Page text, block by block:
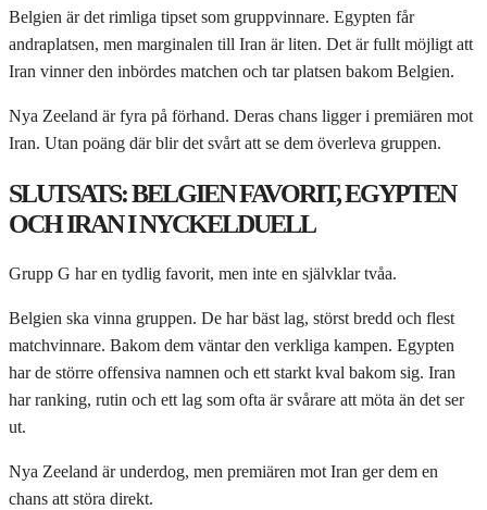
Belgien är det rimliga tipset som gruppvinnare. Egypten får
andraplatsen, men marginalen till Iran är liten. Det är fullt möjligt att
Iran vinner den inbördes matchen och tar platsen bakom Belgien.
Nya Zeeland är fyra på förhand. Deras chans ligger i premiären mot
Iran. Utan poäng där blir det svårt att se dem överleva gruppen.
SLUTSATS: BELGIEN FAVORIT, EGYPTEN
OCH IRAN I NYCKELDUELL
Grupp G har en tydlig favorit, men inte en självklar tvåa.
Belgien ska vinna gruppen. De har bäst lag, störst bredd och flest
matchvinnare. Bakom dem väntar den verkliga kampen. Egypten
har de större offensiva namnen och ett starkt kval bakom sig. Iran
har ranking, rutin och ett lag som ofta är svårare att möta än det ser
ut.
Nya Zeeland är underdog, men premiären mot Iran ger dem en
chans att störa direkt.